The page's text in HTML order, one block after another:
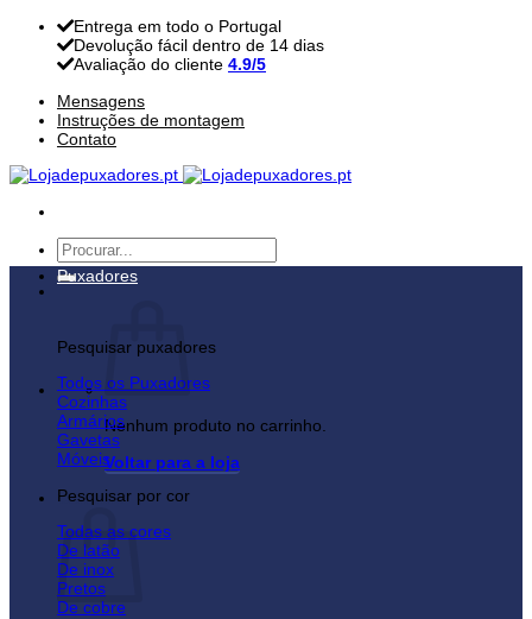
Skip
content
Entrega em todo o Portugal
Devolução fácil dentro de 14 dias
Avaliação do cliente 4.9/5
Mensagens
Instruções de montagem
Contato
Pesquisar
por:
Nenhum produto no carrinho.
Voltar para a loja
Carrinho
Puxadores
Pesquisar puxadores
Todos os Puxadores
Cozinhas
Armários
Gavetas
Móveis
Pesquisar por cor
Todas as cores
De latão
De inox
Pretos
De cobre